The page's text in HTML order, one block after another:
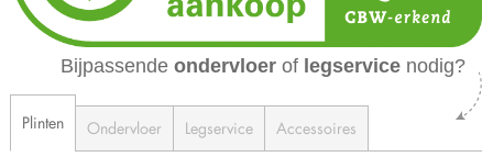
Bijpassende ondervloer of legservice nodig?
Plinten Ondervloer Legservice Accessoires